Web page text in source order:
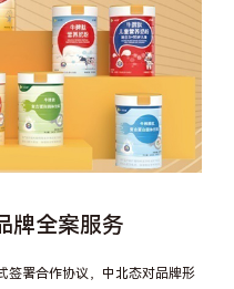
牌全案服务
签署合作协议，中北态对品牌形